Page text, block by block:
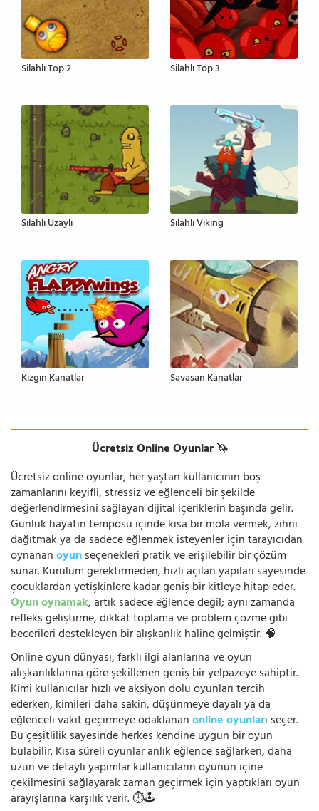
Silahlı Top 2 Silahlı Top 3
Silahlı Uzaylı Silahlı Viking
Kızgın Kanatlar Savasan Kanatlar
Ücretsiz Online Oyunlar 🦄
Ücretsiz online oyunlar, her yaştan kullanıcının boş
zamanlarını keyifli, stressiz ve eğlenceli bir şekilde
değerlendirmesini sağlayan dijital içeriklerin başında gelir.
Günlük hayatın temposu içinde kısa bir mola vermek, zihni
dağıtmak ya da sadece eğlenmek isteyenler için tarayıcıdan
oynananoyunseçenekleri pratik ve erişilebilir bir çözüm
sunar. Kurulum gerektirmeden, hızlı açılan yapıları sayesinde
çocuklardan yetişkinlere kadar geniş bir kitleye hitap eder.
Oyun oynamak, artık sadece eğlence değil; aynı zamanda
refleks geliştirme, dikkat toplama ve problem çözme gibi
becerileri destekleyen bir alışkanlık haline gelmiştir. 🧠
Online oyun dünyası, farklı ilgi alanlarına ve oyun
alışkanlıklarına göre şekillenen geniş bir yelpazeye sahiptir.
Kimi kullanıcılar hızlı ve aksiyon dolu oyunları tercih
ederken, kimileri daha sakin, düşünmeye dayalı ya da
eğlenceli vakit geçirmeye odaklananonline oyunları seçer.
Bu çeşitlilik sayesinde herkes kendine uygun bir oyun
bulabilir. Kısa süreli oyunlar anlık eğlence sağlarken, daha
uzun ve detaylı yapımlar kullanıcıların oyunun içine
çekilmesini sağlayarak zaman geçirmek için yaptıkları oyun
arayışlarına karşılık verir. ⏱️🕹️